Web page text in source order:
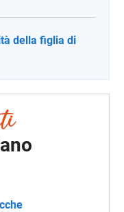
della figlia di